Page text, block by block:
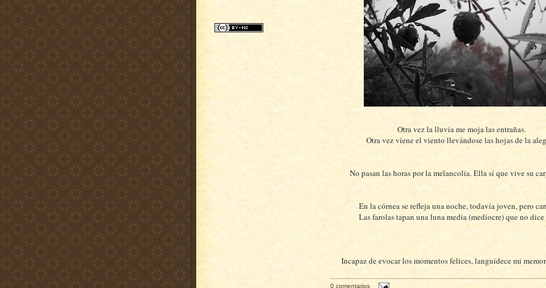
Otra vez la lluvia me moja las entrañas.
Otra vez viene el viento llevándose las hojas de la
No pasan las horas por la melancolía. Ella sí que vive su
En la córnea se refleja una noche, todavía joven, pero
Las farolas tapan una luna media (mediocre) que no dice
Incapaz de evocar los momentos felices, languidece mi
0 comentarios